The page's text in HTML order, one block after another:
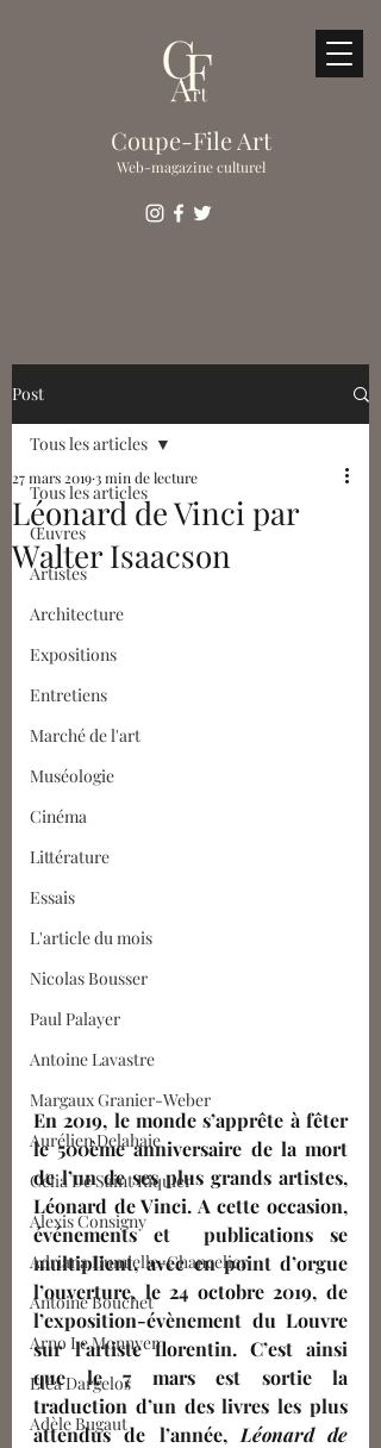
Coupe-File Art
Web-magazine culturel
Post
Tous les articles
Œuvres
Artistes
Architecture
Expositions
Entretiens
Marché de l'art
Muséologie
Cinéma
Littérature
Essais
L'article du mois
Nicolas Bousser
Paul Palayer
Antoine Lavastre
Margaux Granier-Weber
Aurélien Delahaie
Célia De Saint Riquier
Alexis Consigny
Adriana Dumielle-Chancelier
Antoine Bouchet
Arno Le Monnyer
Eléa Dargelos
Adèle Bugaut
Tous les articles
Léonard de Vinci par
Walter Isaacson
27 mars 20193 min de lecture
En 2019, le monde s’apprête à fêter
le 500ème anniversaire de la mort
de l’un de ses plus grands artistes,
Léonard de Vinci. A cette occasion,
événements et  publications se
multiplient, avec en point d’orgue
l’ouverture, le 24 octobre 2019, de
l’exposition-évènement du Louvre
sur l’artiste florentin. C’est ainsi
que le 7 mars est sortie la
traduction d’un des livres les plus
attendus de l’année, Léonard de